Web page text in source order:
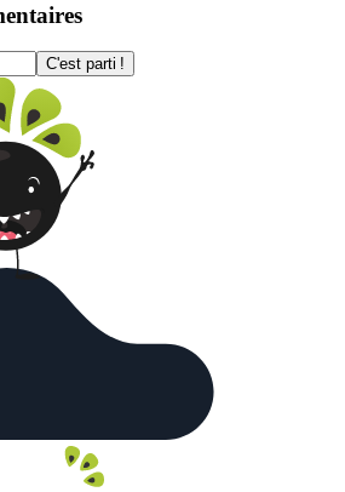
C'est parti !